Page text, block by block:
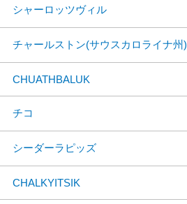
シャーロッツヴィル
チャールストン(サウスカロライナ州)
CHUATHBALUK
チコ
シーダーラピッズ
CHALKYITSIK